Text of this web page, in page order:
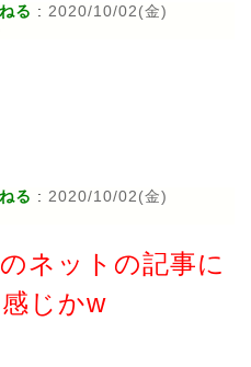
る : 2020/10/02(金)
る : 2020/10/02(金)
ネットの記事に
じかw